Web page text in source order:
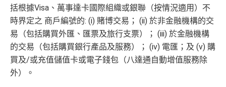
括根據Visa、萬事達卡國際組織或銀聯（按情況適用）不
時界定之 商戶編號的: (i) 賭博交易； (ii) 於非金融機構的交
易（包括購買外匯、匯票及旅行支票）； (iii) 於金融機構
的交易（包括購買銀行產品及服務）； (iv) 電匯；及 (v) 購
買及/或充值儲值卡或電子錢包（八達通自動增值服務除
外）。